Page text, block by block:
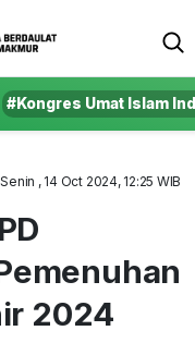
#Kongres Umat Islam
Senin , 14 Oct 2024, 12:25 WIB
2024